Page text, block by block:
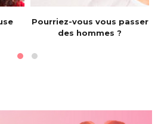
Pourriez-vous vous passer
des hommes ?